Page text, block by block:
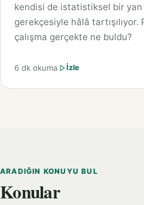
kendisi de istatistiksel bir
gerekçesiyle hâlâ tartışılıyor.
çalışma gerçekte ne buldu?
6 dk okuma İzle
ARADIĞIN KONUYU BUL
Konular